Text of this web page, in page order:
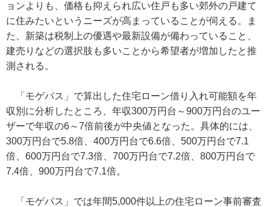
ョンよりも、価格も抑えられ広い住戸も多い郊外の戸建て
に住みたいというニーズが高まっていることが伺える。ま
た、新築は税制上の優遇や最新設備が備わっていること、
建売りなどの選択肢も多いことから希望者が増加したと推
測される。
「モゲパス」で算出した住宅ローン借り入れ可能額を年
収別に分析したところ、年収300万円台～900万円台のユー
ザーで年収の6～7倍前後が中央値となった。具体的には、
300万円台で5.8倍、400万円台で6.6倍、500万円台で7.1
倍、600万円台で7.3倍、700万円台で7.2倍、800万円台で
7.4倍、900万円台で7.1倍。
「モゲパス」では年間5,000件以上の住宅ローン事前審査